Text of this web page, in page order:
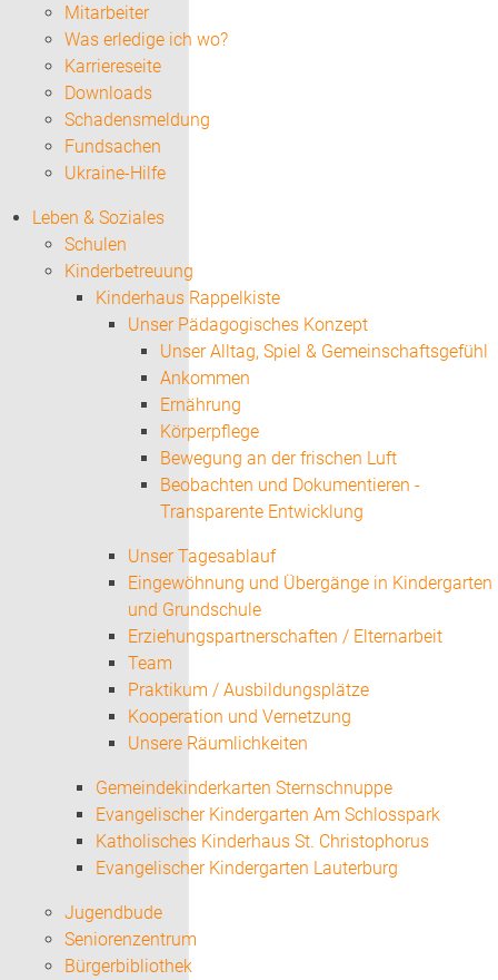
Mitarbeiter
Was erledige ich wo?
Karriereseite
Downloads
Schadensmeldung
Fundsachen
Ukraine-Hilfe
Leben & Soziales
Schulen
Kinderbetreuung
Kinderhaus Rappelkiste
Unser Pädagogisches Konzept
Unser Alltag, Spiel & Gemeinschaftsgefühl
Ankommen
Ernährung
Körperpflege
Bewegung an der frischen Luft
Beobachten und Dokumentieren -
Transparente Entwicklung
Unser Tagesablauf
Eingewöhnung und Übergänge in Kindergarten
und Grundschule
Erziehungspartnerschaften / Elternarbeit
Team
Praktikum / Ausbildungsplätze
Kooperation und Vernetzung
Unsere Räumlichkeiten
Gemeindekinderkarten Sternschnuppe
Evangelischer Kindergarten Am Schlosspark
Katholisches Kinderhaus St. Christophorus
Evangelischer Kindergarten Lauterburg
Jugendbude
Seniorenzentrum
Bürgerbibliothek